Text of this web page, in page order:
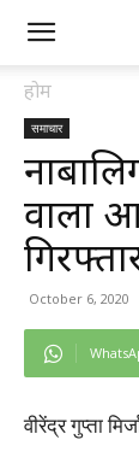
होम
समाचार
वाला
October 6, 2020
वीरेंद्र गुप्ता